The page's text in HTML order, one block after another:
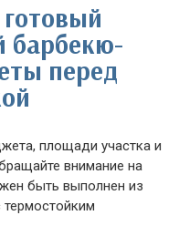
барбекю-
перед
площади участка и
внимание на
быть выполнен из